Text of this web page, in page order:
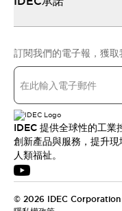
訂閱我們的電子報，獲
IDEC 提供全球性的工業
創新產品與服務，提升
人類福祉。
© 2026 IDEC Corporation